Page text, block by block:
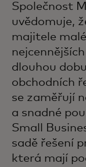
Společnost
uvědomuje,
majitele
dlouhou
obchodních
se zaměřují
a snadné
Small
sadě řešení
která mají